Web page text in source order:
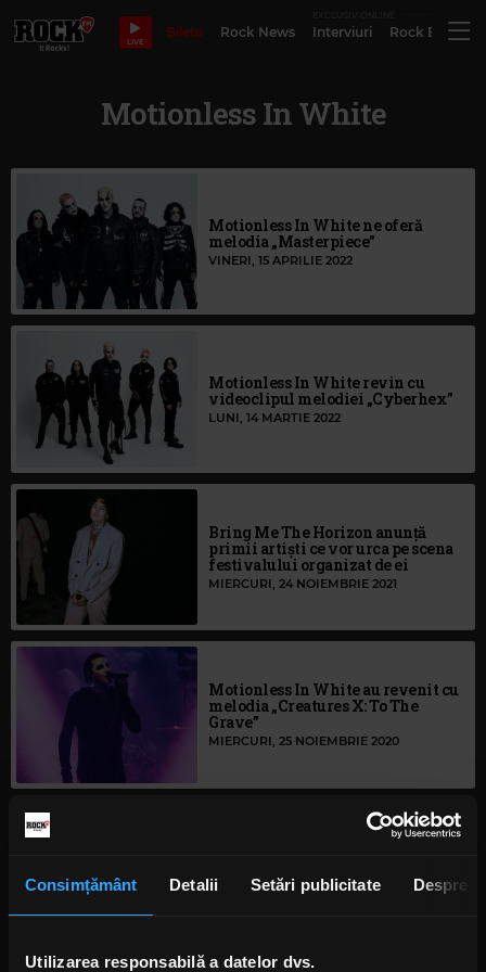
Consimțământ Detalii Setări publicitate Despre
Utilizarea responsabilă a datelor dvs.
LIVE
Bilete Rock News Interviuri Rock
Motionless In White
Motionless In White ne oferă
melodia „Masterpiece”
VINERI, 15 APRILIE 2022
Motionless In White revin cu
videoclipul melodiei „Cyberhex”
LUNI, 14 MARTIE 2022
Bring Me The Horizon anunță
primii artiști ce vor urca pe scena
festivalului organizat de ei
MIERCURI, 24 NOIEMBRIE 2021
Motionless In White au revenit cu
melodia „Creatures X: To The
Grave”
MIERCURI, 25 NOIEMBRIE 2020
„Creatures”